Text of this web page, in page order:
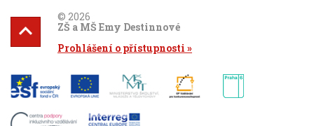
© 2026
ZŠ a MŠ Emy Destinnové
Prohlášení o přístupnosti